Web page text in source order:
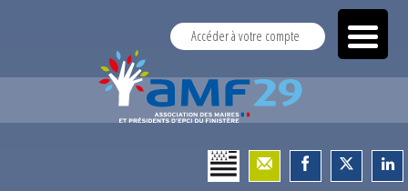
Accéder à votre compte